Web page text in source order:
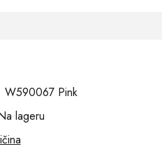
W590067 Pink
lageru